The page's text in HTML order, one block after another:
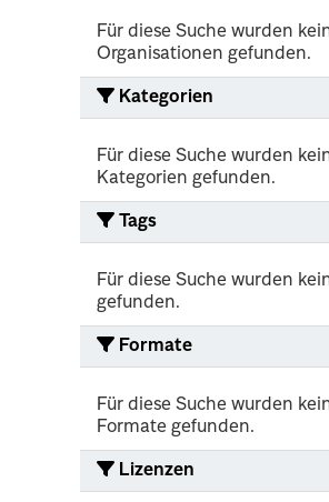
Für diese Suche wurden
Organisationen gefunden.
Kategorien
Für diese Suche wurden
Kategorien gefunden.
Tags
Für diese Suche wurden
gefunden.
Formate
Für diese Suche wurden
Formate gefunden.
Lizenzen